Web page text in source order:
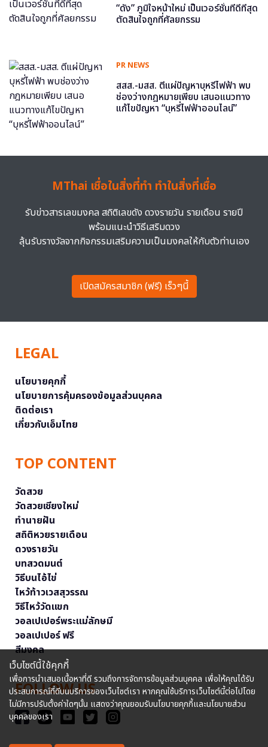
“ดัง” ภูมิใจหน้าใหม่ เป็นเวอร์ชั่นที่ดีที่สุด
ตัดสินใจถูกที่ศัลยกรรม
PR NEWS
สสส.-มสส. ตีแผ่ปัญหาบุหรี่ไฟฟ้า พบ
ช่องว่างกฎหมายเพียบ เสนอแนวทาง
แก้ไขปัญหา “บุหรี่ไฟฟ้าออนไลน์”
MThai เชื่อในสิ่งที่ทำ ทำในสิ่งที่เชื่อ
รับข่าวสารเลขมงคล สถิติเลขดัง ดวงรายวัน รายเดือน รายปี
พร้อมแนะนำวิธีเสริมดวง
ลุ้นรับรางวัลจากกิจกรรมเสริมความเป็นมงคลให้กับตัวท่านเอง
เปิดสมัครสมาชิก (ฟรี) เร็วๆนี้
LEGAL
นโยบายคุกกี้
นโยบายการคุ้มครองข้อมูลส่วนบุคคล
ติดต่อเรา
เกี่ยวกับเอ็มไทย
TOP CONTENT
วัดสวย
วัดสวยเชียงใหม่
ทำนายฝัน
สถิติหวยรายเดือน
ดวงรายวัน
บทสวดมนต์
วิธีบนไอ้ไข่
ไหว้ท้าวเวสสุวรรณ
วิธีไหว้วัดแขก
วอลเปเปอร์พระแม่ลักษมี
วอลเปเปอร์ ฟรี
สีมงคล
FOLLOW US
เว็บไซต์นี้ใช้คุกกี้
เพื่อการนำเสนอเนื้อหาที่ดี รวมถึงการจัดการข้อมูลส่วนบุคคล เพื่อให้คุณได้รับ
ประสบการณ์ที่ดีบนบริการของเว็บไซต์เรา หากคุณใช้บริการเว็บไซต์นี้ต่อไปโดย
ไม่มีการปรับตั้งค่าใดๆนั้น แสดงว่าคุณยอมรับนโยบายคุกกี้และนโยบายส่วน
บุคคลของเรา